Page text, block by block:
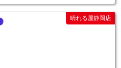
晴れる屋静岡店